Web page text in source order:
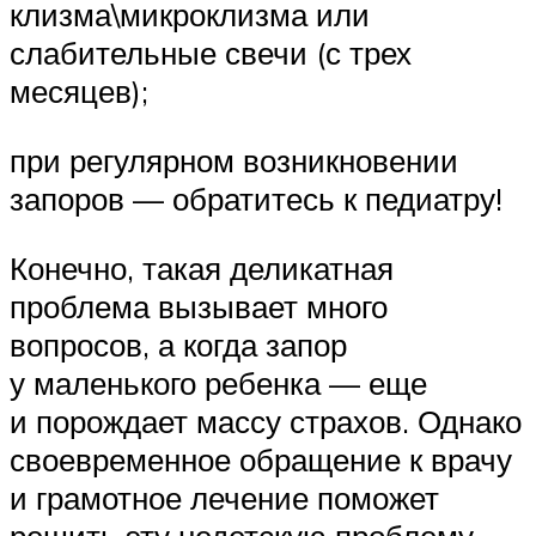
клизма\микроклизма или
слабительные свечи (с трех
месяцев);
при регулярном возникновении
запоров — обратитесь к педиатру!
Конечно, такая деликатная
проблема вызывает много
вопросов, а когда запор
у маленького ребенка — еще
и порождает массу страхов. Однако
своевременное обращение к врачу
и грамотное лечение поможет